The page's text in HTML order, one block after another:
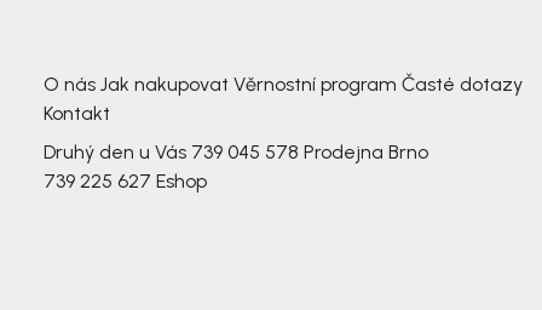
O nás Jak nakupovat Věrnostní program Časté dotazy
Kontakt
Druhý den u Vás 739 045 578 Prodejna Brno
739 225 627 Eshop